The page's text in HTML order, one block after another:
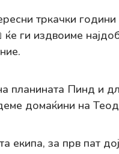
тркачки
ќе ги издвоиме
планината Пинд и
домаќини на
екипа, за прв пат